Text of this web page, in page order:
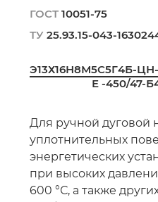
ГОСТ 10051-75
ТУ 25.93.15-043-
Э13Х16Н8М5С5Г4Б-
Е -450/47-
Для ручной дуговой
уплотнительных
энергетических
при высоких
600 °С, а также